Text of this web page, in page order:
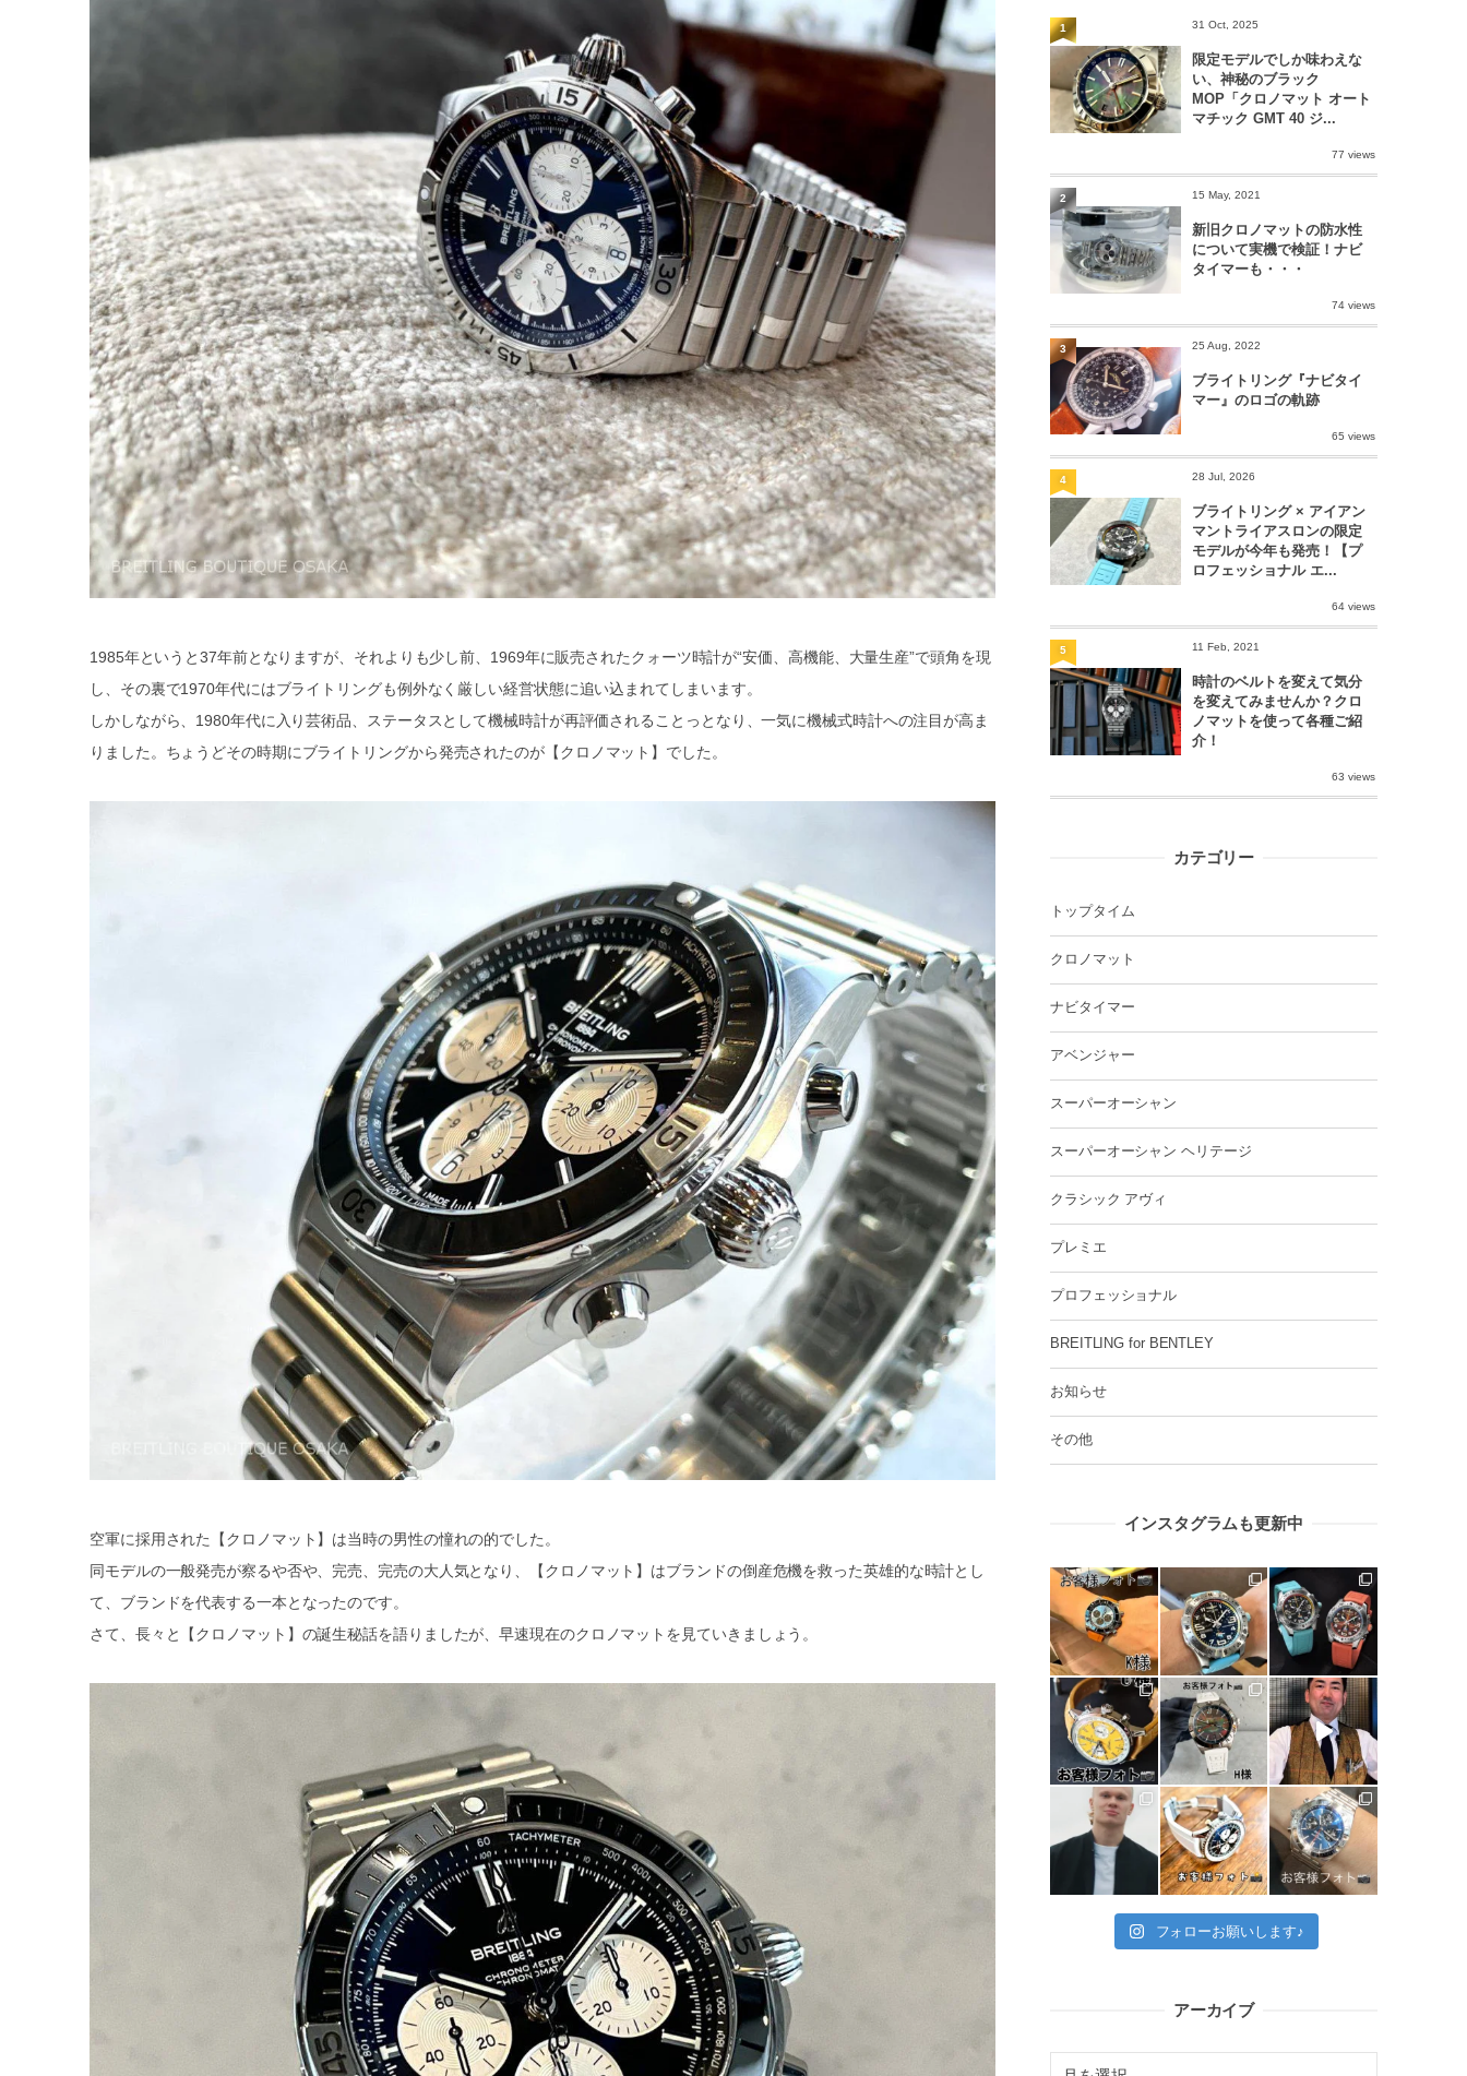
1985年というと37年前となりますが、それよりも少し前、1969年に販売されたクォーツ時計が“安価、高機能、大量生産”で頭角を現
し、その裏で1970年代にはブライトリングも例外なく厳しい経営状態に追い込まれてしまいます。
しかしながら、1980年代に入り芸術品、ステータスとして機械時計が再評価されることっとなり、一気に機械式時計への注目が高ま
りました。ちょうどその時期にブライトリングから発売されたのが【クロノマット】でした。
空軍に採用された【クロノマット】は当時の男性の憧れの的でした。
同モデルの一般発売が察るや否や、完売、完売の大人気となり、【クロノマット】はブランドの倒産危機を救った英雄的な時計とし
て、ブランドを代表する一本となったのです。
さて、長々と【クロノマット】の誕生秘話を語りましたが、早速現在のクロノマットを見ていきましょう。
31 Oct, 2025
限定モデルでしか味わえな
い、神秘のブラック
MOP「クロノマット オート
マチック GMT 40 ジ...
77 views
1
15 May, 2021
新旧クロノマットの防水性
について実機で検証！ナビ
タイマーも・・・
74 views
2
25 Aug, 2022
ブライトリング『ナビタイ
マー』のロゴの軌跡
65 views
3
28 Jul, 2026
ブライトリング × アイアン
マントライアスロンの限定
モデルが今年も発売！【プ
ロフェッショナル エ...
64 views
4
11 Feb, 2021
時計のベルトを変えて気分
を変えてみませんか？クロ
ノマットを使って各種ご紹
介！
63 views
5
カテゴリー
トップタイム
クロノマット
ナビタイマー
アベンジャー
スーパーオーシャン
スーパーオーシャン ヘリテージ
クラシック アヴィ
プレミエ
プロフェッショナル
BREITLING for BENTLEY
お知らせ
その他
インスタグラムも更新中
フォローお願いします♪
アーカイブ